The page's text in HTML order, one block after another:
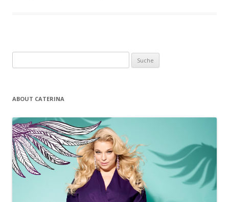
ABOUT CATERINA